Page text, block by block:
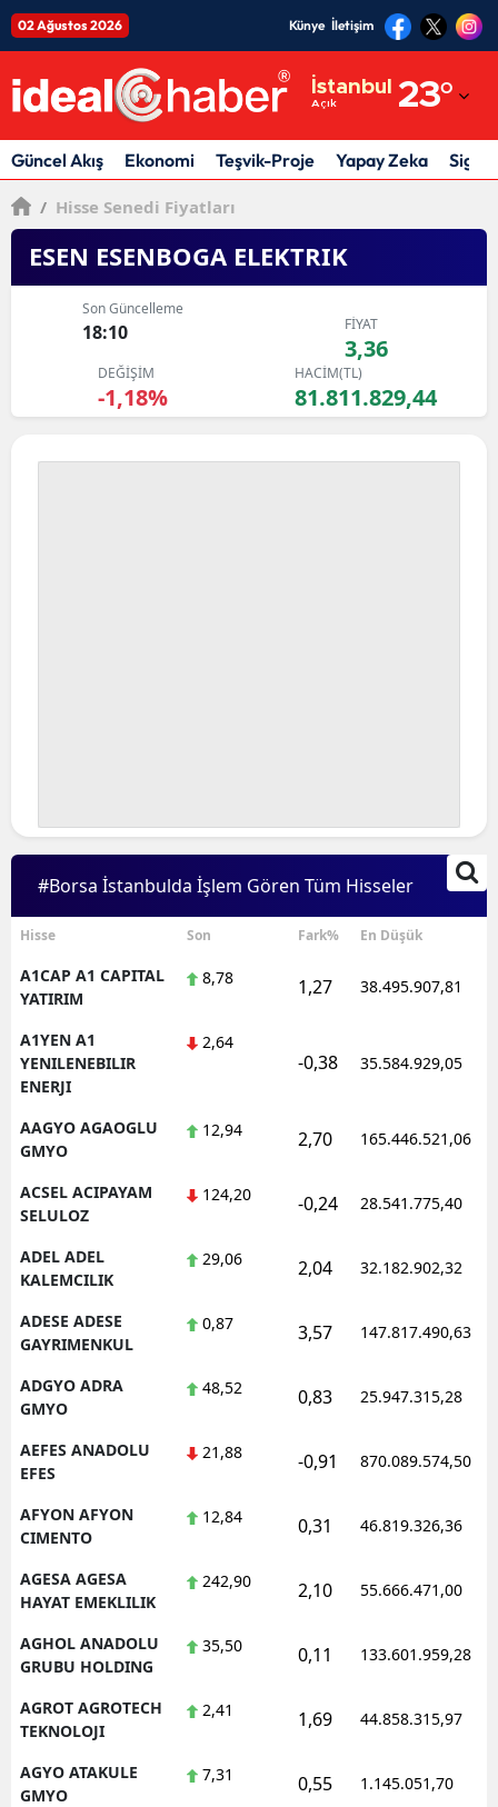
02 Ağustos 2026 Künye İletişim
İstanbul
Açık 23°
Adıyaman
Afyonkarahisar
Amasya
Antalya
Artvin
Çankırı
Çorum
Denizli
Diyarbakır
Elazığ
Eskişehir
Gümüşhane
Hakkari
Mersin
Kars
Güncel Akış Ekonomi Teşvik-Proje Yapay Zeka
/ Hisse Senedi Fiyatları
ESEN ESENBOGA ELEKTRIK
Son Güncelleme
18:10 FİYAT
3,36
DEĞİŞİM
-1,18%
HACİM(TL)
81.811.829,44
#Borsa İstanbulda İşlem Gören Tüm Hisseler
Hisse Son Fark% En Düşük
A1CAP A1 CAPITAL
YATIRIM
8,78 1,27 38.495.907,81
A1YEN A1
YENILENEBILIR
ENERJI
2,64
-0,38 35.584.929,05
AAGYO AGAOGLU
GMYO
12,94 2,70 165.446.521,06
ACSEL ACIPAYAM
SELULOZ
124,20 -0,24 28.541.775,40
ADEL ADEL
KALEMCILIK
29,06 2,04 32.182.902,32
ADESE ADESE
GAYRIMENKUL
0,87 3,57 147.817.490,63
ADGYO ADRA
GMYO
48,52 0,83 25.947.315,28
AEFES ANADOLU
EFES
21,88 -0,91 870.089.574,50
AFYON AFYON
CIMENTO
12,84 0,31 46.819.326,36
AGESA AGESA
HAYAT EMEKLILIK
242,90 2,10 55.666.471,00
AGHOL ANADOLU
GRUBU HOLDING
35,50 0,11 133.601.959,28
AGROT AGROTECH
TEKNOLOJI
2,41 1,69 44.858.315,97
AGYO ATAKULE
GMYO
7,31 0,55 1.145.051,70